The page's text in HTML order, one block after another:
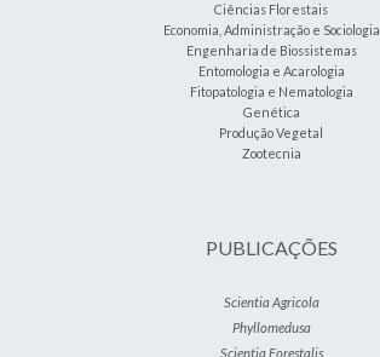
Ciências Florestais
Economia, Administração e Sociologia
Engenharia de Biossistemas
Entomologia e Acarologia
Fitopatologia e Nematologia
Genética
Produção Vegetal
Zootecnia
PUBLICAÇÕES
Scientia Agricola
Phyllomedusa
Scientia Forestalis